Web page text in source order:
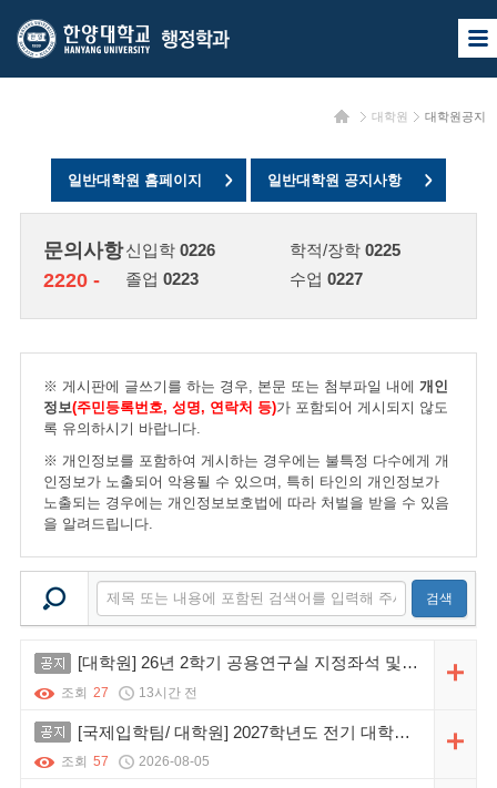
한
양
양
교
행
정
학
과
사
이
열
홈 대학원 대학원공지
일반대학원 홈페이지 일반대학원 공지사항
문의사항
2220 -
신입학 0226
졸업 0223
학적/장학 0225
수업 0227
※ 게시판에 글쓰기를 하는 경우, 본문 또는 첨부파일 내에 개인
정보(주민등록번호, 성명, 연락처 등)가 포함되어 게시되지 않도
록 유의하시기 바랍니다.
※ 개인정보를 포함하여 게시하는 경우에는 불특정 다수에게 개
인정보가 노출되어 악용될 수 있으며, 특히 타인의 개인정보가
노출되는 경우에는 개인정보보호법에 따라 처벌을 받을 수 있음
을 알려드립니다.
검색
공지 [대학원] 26년 2학기 공용연구실 지정좌석 및 사물함, 출입권한 신청 안내
조회 27 13시간 전
공지 [국제입학팀/ 대학원] 2027학년도 전기 대학원 외국인특별전형 일정안내
조회 57 2026-08-05